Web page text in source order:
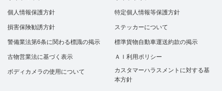
個人情報保護方針 特定個人情報等保護方針
損害保険勧誘方針 ステッカーについて
警備業法第6条に関わる標識の掲示 標準貨物自動車運送約款の掲示
古物営業法に基づく表示 ＡＩ利用ポリシー
ボディカメラの使用について
カスタマーハラスメントに対する基
本方針